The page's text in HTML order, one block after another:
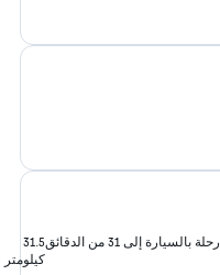
رحلة بالسيارة إلى 31 من الدقائق
31.5
كيلومتر